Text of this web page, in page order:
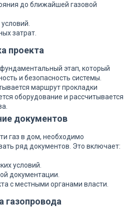
до ближайшей газовой
затрат.
проекта
этап, который
и безопасность системы.
маршрут прокладки
оборудование и рассчитывается
документов
газ в дом, необходимо
ряд документов. Это включает:
условий.
документации.
с местными органами власти.
газопровода